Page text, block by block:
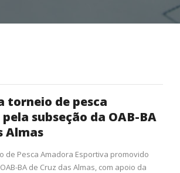
torneio de pesca
subseção da OAB-BA
Almas
de Pesca Amadora Esportiva promovido
BA de Cruz das Almas, com apoio da